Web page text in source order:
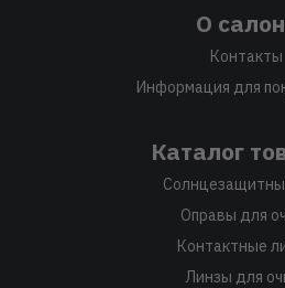
О
Контакты
Информация для
Каталог
Оправы для
Контактные
Линзы для